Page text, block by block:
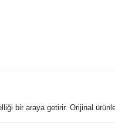
bir araya getirir. Orijinal